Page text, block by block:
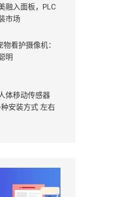
融入面板，PLC
市场
物看护摄像机：
明
体移动传感器
种安装方式 左右